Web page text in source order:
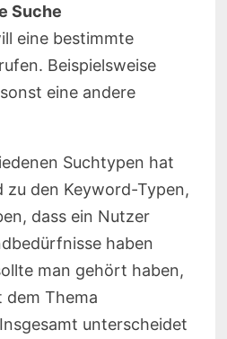
Suche
eine bestimmte
Beispielsweise
eine andere
Suchtypen hat
zu den Keyword-Typen,
dass ein Nutzer
haben
man gehört haben,
dem Thema
unterscheidet